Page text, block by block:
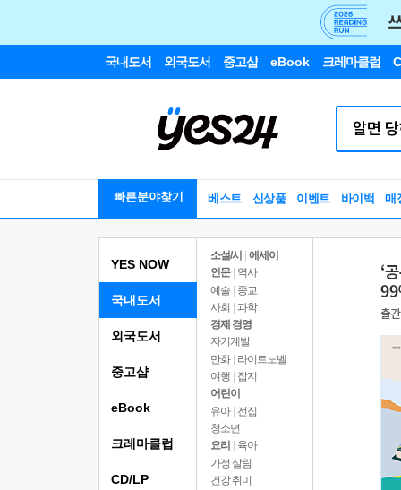
국내도서 외국도서 중고샵 eBook 크레마클럽
빠른분야찾기 베스트 신상품 이벤트 바이백 매
YES NOW
국내도서
소설/시
에세이
인문
역사
예술 | 종교
사회 | 과학
경제 경영
자기계발
만화 | 라이트노벨
여행
잡지
어린이
유아 | 전집
청소년
요리
육아
가정 살림
건강 취미
외국도서
중고샵
eBook
크레마클럽
CD/LP